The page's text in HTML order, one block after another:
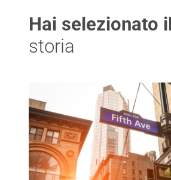
Hai selezionato
storia